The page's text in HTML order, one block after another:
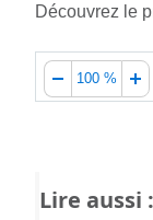
Découvrez le
100 %
Lire aussi :